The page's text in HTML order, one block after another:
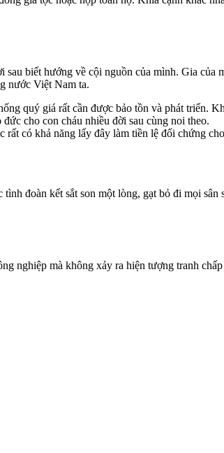
biết hướng về cội nguồn của mình. Gia của
nước Việt Nam ta.
quý giá rất cần được bảo tồn và phát triển.
cho con cháu nhiều đời sau cùng noi theo.
có khả năng lấy đây làm tiền lệ đối chứng
đoàn kết sắt son một lòng, gạt bỏ đi mọi sân
nghiệp mà không xảy ra hiện tượng tranh